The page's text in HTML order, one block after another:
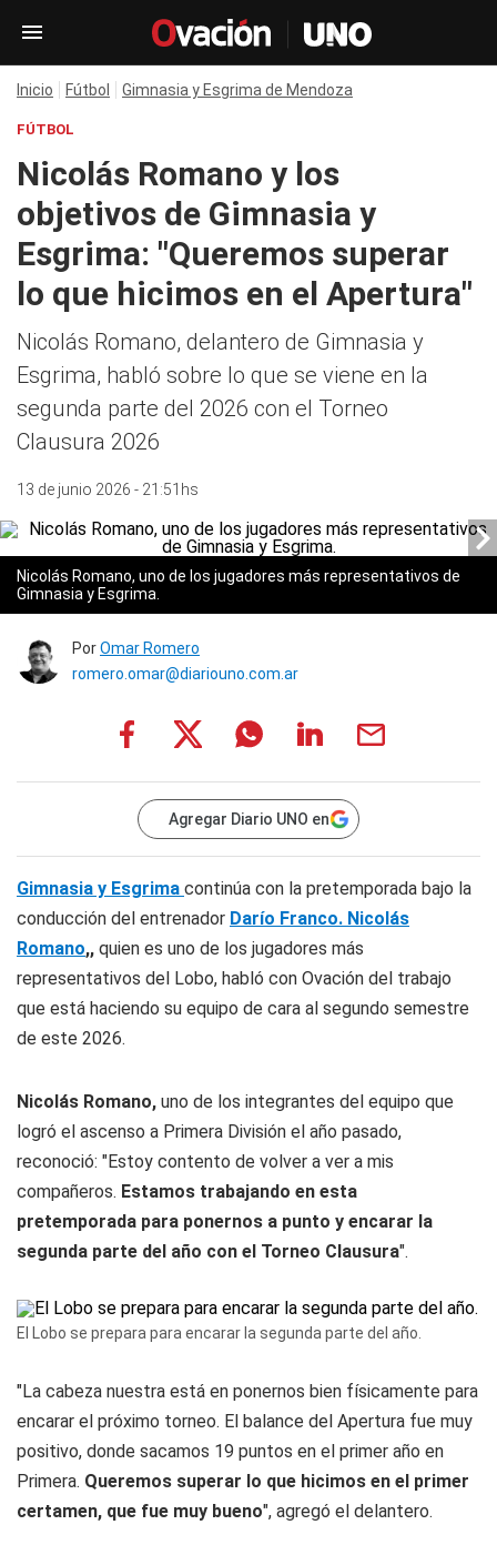
Inicio Fútbol Gimnasia y Esgrima de Mendoza
FÚTBOL
Nicolás Romano y los
objetivos de Gimnasia y
Esgrima: "Queremos superar
lo que hicimos en el Apertura"
Nicolás Romano, delantero de Gimnasia y
Esgrima, habló sobre lo que se viene en la
segunda parte del 2026 con el Torneo
Clausura 2026
13 de junio 2026 - 21:51hs
Nicolás Romano, uno de los jugadores más representativos de
Gimnasia y Esgrima.
PorOmar Romero
romero.omar@diariouno.com.ar
Agregar Diario UNO en
Gimnasia y Esgrima continúa con la pretemporada bajo la
conducción del entrenador Darío Franco. Nicolás
Romano,, quien es uno de los jugadores más
representativos del Lobo, habló con Ovación del trabajo
que está haciendo su equipo de cara al segundo semestre
de este 2026.
Nicolás Romano, uno de los integrantes del equipo que
logró el ascenso a Primera División el año pasado,
reconoció: "Estoy contento de volver a ver a mis
compañeros. Estamos trabajando en esta
pretemporada para ponernos a punto y encarar la
segunda parte del año con el Torneo Clausura".
El Lobo se prepara para encarar la segunda parte del año.
"La cabeza nuestra está en ponernos bien físicamente para
encarar el próximo torneo. El balance del Apertura fue muy
positivo, donde sacamos 19 puntos en el primer año en
Primera. Queremos superar lo que hicimos en el primer
certamen, que fue muy bueno", agregó el delantero.